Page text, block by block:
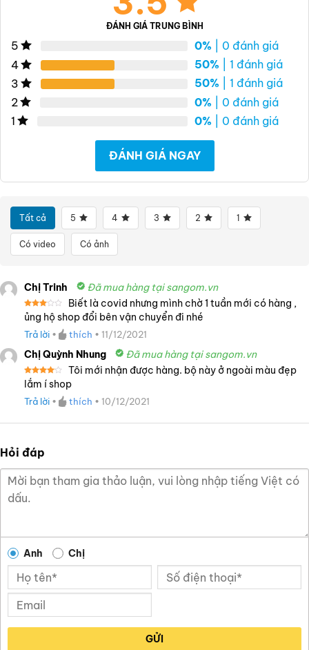
ĐÁNH GIÁ TRUNG BÌNH
5 0% | 0 đánh giá
4
50% | 1 đánh giá
3
50% | 1 đánh giá
2
0% | 0 đánh giá
1
0% | 0 đánh giá
ĐÁNH GIÁ NGAY
Tất cả 5 4 3 2 1
Có video Có ảnh
Chị Trinh Đã mua hàng tại sangom.vn
Được
xếp
hạng
3 5
Biết là covid nhưng mình chờ 1 tuần mới có hàng ,
ủng hộ shop đổi bên vận chuyển đi nhé
Trả lời • thích • 11/12/2021
Chị Quỳnh Nhung Đã mua hàng tại sangom.vn
Được
xếp
hạng4
5 sao
Tôi mới nhận được hàng. bộ này ở ngoài màu đẹp
lắm í shop
Trả lời • thích • 10/12/2021
Hỏi đáp
Anh Chị
GỬI